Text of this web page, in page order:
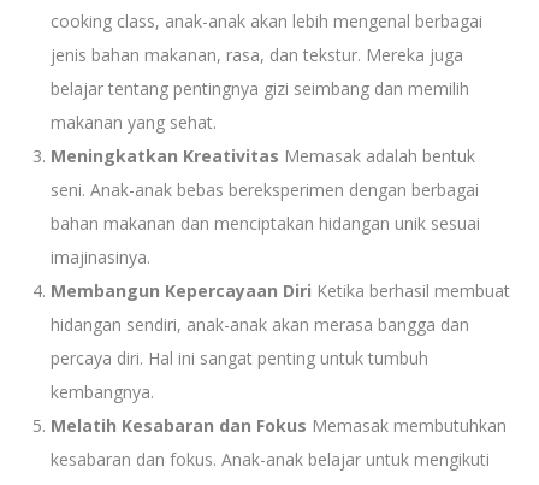
cooking class, anak-anak akan lebih mengenal berbagai
jenis bahan makanan, rasa, dan tekstur. Mereka juga
belajar tentang pentingnya gizi seimbang dan memilih
makanan yang sehat.
Meningkatkan Kreativitas Memasak adalah bentuk
seni. Anak-anak bebas bereksperimen dengan berbagai
bahan makanan dan menciptakan hidangan unik sesuai
imajinasinya.
Membangun Kepercayaan Diri Ketika berhasil membuat
hidangan sendiri, anak-anak akan merasa bangga dan
percaya diri. Hal ini sangat penting untuk tumbuh
kembangnya.
Melatih Kesabaran dan Fokus Memasak membutuhkan
kesabaran dan fokus. Anak-anak belajar untuk mengikuti